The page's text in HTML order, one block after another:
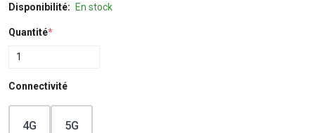
Disponibilité: En stock
Quantité*
Connectivité
4G 5G